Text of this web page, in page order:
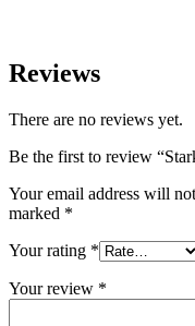
Reviews
There are no reviews yet.
Be the first to review
Your email address will
marked *
Your rating *
Your review *